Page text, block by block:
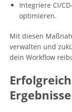
Integriere CI/
optimieren.
Mit diesen
verwalten und
dein Workflow